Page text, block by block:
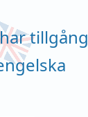
tillgång